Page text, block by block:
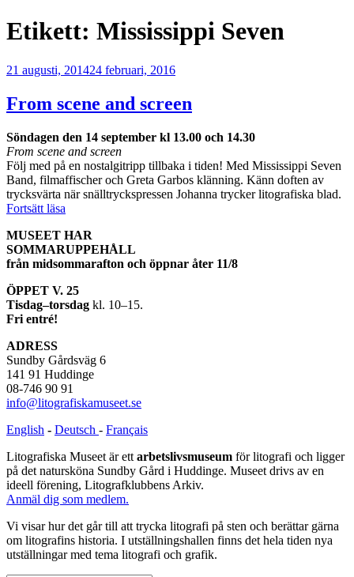
Etikett: Mississippi Seven
Publicerat
21 augusti, 201424 februari, 2016
From scene and screen
Söndagen den 14 september kl 13.00 och 14.30
From scene and screen
Följ med på en nostalgitripp tillbaka i tiden! Med Mississippi Seven
Band, filmaffischer och Greta Garbos klänning. Känn doften av
trycksvärta när snälltryckspressen Johanna trycker litografiska blad.
Fortsätt läsa
and
screen”
MUSEET HAR
SOMMARUPPEHÅLL
från midsommarafton och öppnar åter 11/8
ÖPPET V. 25
Tisdag–torsdag kl. 10–15.
Fri entré!
ADRESS
Sundby Gårdsväg 6
141 91 Huddinge
08-746 90 91
info@litografiskamuseet.se
English - Deutsch - Français
Litografiska Museet är ett arbetslivsmuseum för litografi och ligger
på det natursköna Sundby Gård i Huddinge. Museet drivs av en
ideell förening, Litografklubbens Arkiv.
Anmäl dig som medlem.
Vi visar hur det går till att trycka litografi på sten och berättar gärna
om litografins historia. I utställningshallen finns det hela tiden nya
utställningar med tema litografi och grafik.